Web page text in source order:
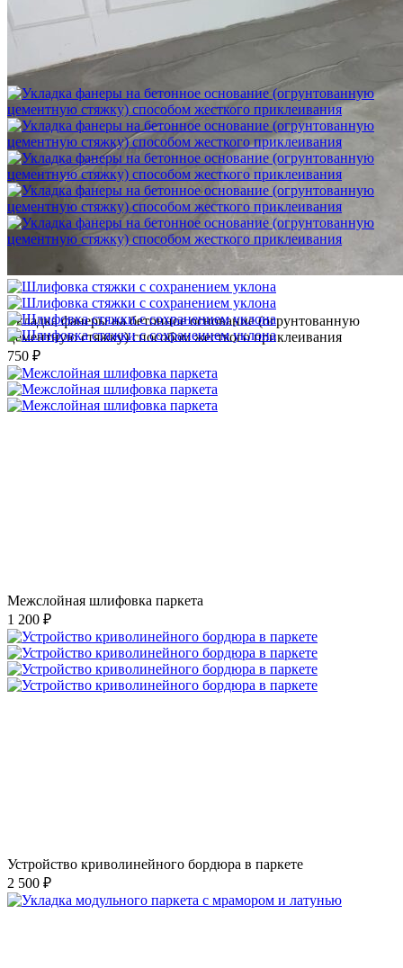
Шлифовка стяжки с сохранением уклона
1 500 ₽
Укладка фанеры на бетонное основание (огрунтованную
цементную стяжку) способом жесткого приклеивания
750 ₽
Межслойная шлифовка паркета
1 200 ₽
Устройство криволинейного бордюра в паркете
2 500 ₽